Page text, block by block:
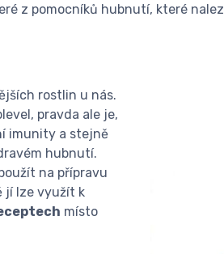
z pomocníků hubnutí, které
rostlin u nás.
pravda ale je,
imunity a stejně
hubnutí.
na přípravu
jí lze využít k
místo